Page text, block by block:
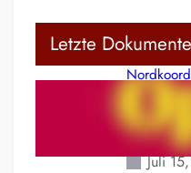
Letzte Dokumente
der
Juli